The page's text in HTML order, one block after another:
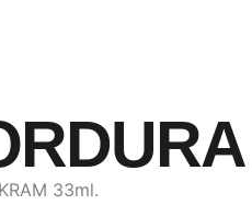
33ml.